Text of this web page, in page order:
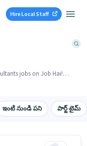
Hire Local Staff
jobs on Job Hai!
ఇంటి నుండి పని పార్ట్ టైమ్